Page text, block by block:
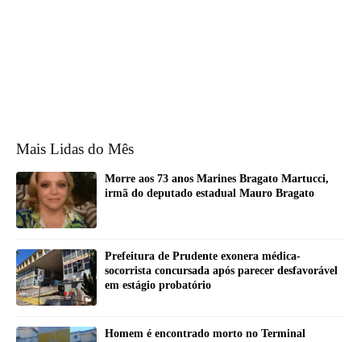
Mais Lidas do Mês
Morre aos 73 anos Marines Bragato Martucci,
irmã do deputado estadual Mauro Bragato
Prefeitura de Prudente exonera médica-
socorrista concursada após parecer desfavorável
em estágio probatório
Homem é encontrado morto no Terminal